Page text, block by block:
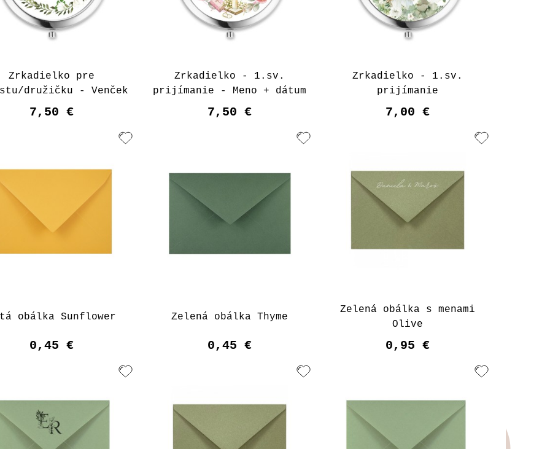
Zrkadielko pre
družičku - Venček
7,50 €
Zrkadielko - 1.sv.
prijímanie - Meno + dátum
7,50 €
Zrkadielko - 1.sv.
prijímanie
7,00 €
obálka Sunflower
0,45 €
Zelená obálka Thyme
0,45 €
Zelená obálka s menami
Olive
0,95 €